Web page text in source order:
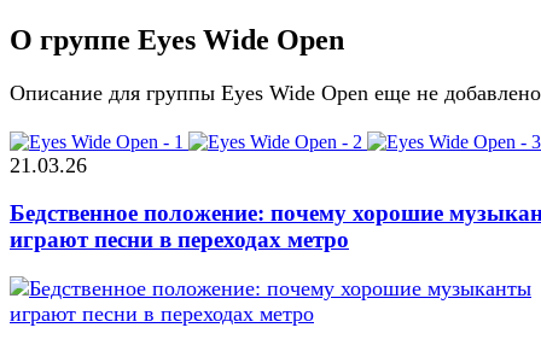
О группе Eyes Wide Open
Описание для группы Eyes Wide Open еще не добавлено
21.03.26
Бедственное положение: почему хорошие
играют песни в переходах метро